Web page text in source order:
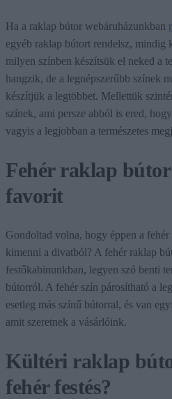
Ha a raklap bútor webáruházunkban
egyéb raklap bútort rendelsz, mindig
milyen színben készítsük el neked a
hangzik, de a legnépszerűbb színek
készítjük a legtöbbet. Mellettük
színek, ami persze abból is ered,
vagyis a legjobban a természetes
Fehér raklap
favorit
Gondoltad volna, hogy éppen a
kimenni a divatból? A fehér raklap
festőkabinunkban, legyen szó benti
bútorról. A fehér szín párosítható a
esetleg más színű bútorral, és van
amit szeretnek a vásárlóink.
Kültéri raklap
fehér festés?